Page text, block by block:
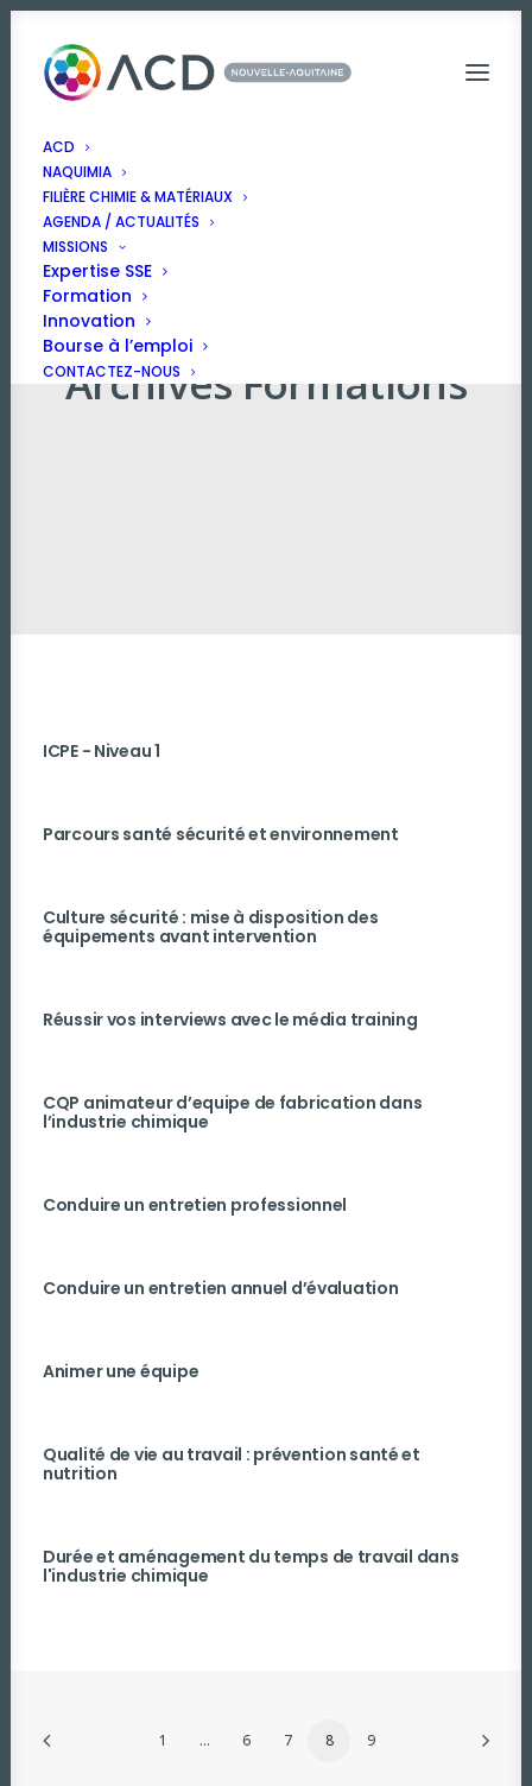
ACD
NAQUIMIA
FILIÈRE CHIMIE & MATÉRIAUX
AGENDA / ACTUALITÉS
MISSIONS
Expertise SSE
Formation
Innovation
Bourse à l’emploi
CONTACTEZ-NOUS
Archives Formations
ICPE - Niveau 1
Parcours santé sécurité et environnement
Culture sécurité : mise à disposition des
équipements avant intervention
Réussir vos interviews avec le média training
CQP animateur d’equipe de fabrication dans
l’industrie chimique
Conduire un entretien professionnel
Conduire un entretien annuel d’évaluation
Animer une équipe
Qualité de vie au travail : prévention santé et
nutrition
Durée et aménagement du temps de travail dans
l'industrie chimique
1 … 6 7 8 9